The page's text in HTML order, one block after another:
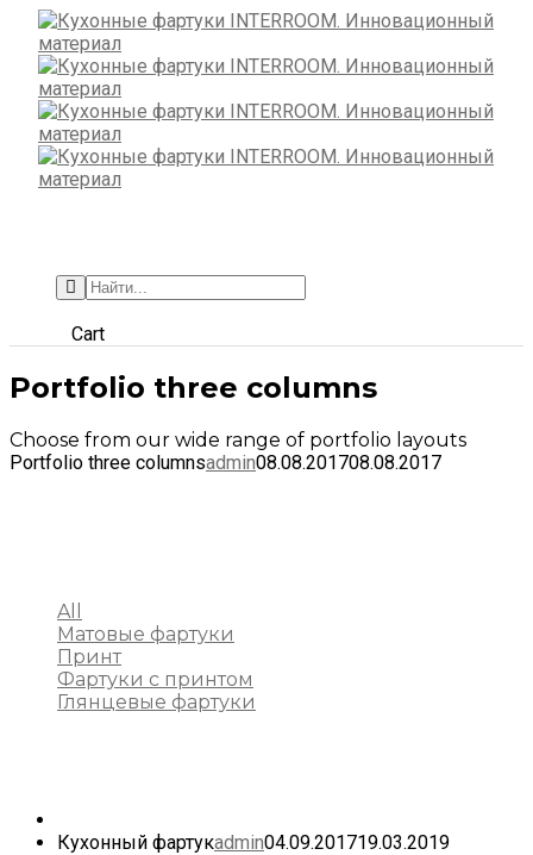
Cart
Portfolio three columns
Choose from our wide range of portfolio layouts
Portfolio three columnsadmin08.08.201708.08.2017
All
Матовые фартуки
Принт
Фартуки с принтом
Глянцевые фартуки
Кухонный фартукadmin04.09.201719.03.2019